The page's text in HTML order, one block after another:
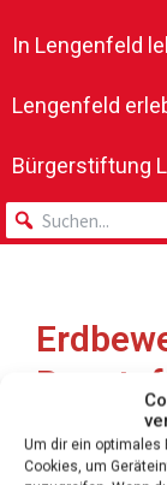
Um dir ein optimales
Cookies, um
In Lengenfeld
Lengenfeld
Bürgerstiftung
Dressel